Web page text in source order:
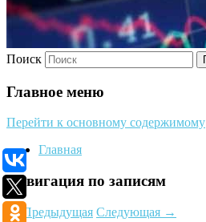
Поиск
Главное меню
Перейти к основному содержимому
Главная
Навигация по записям
←Предыдущая Следующая →